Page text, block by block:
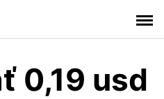
0,19 usd